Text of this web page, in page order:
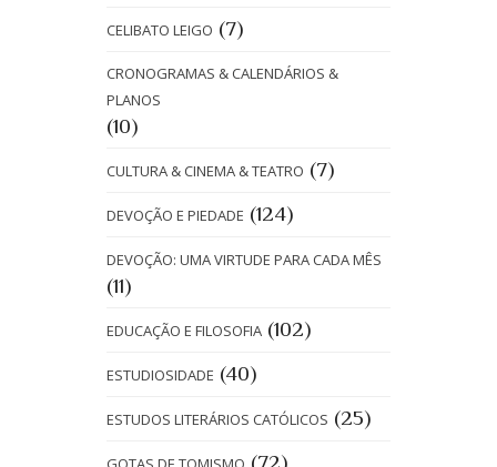
CELIBATO LEIGO (7)
CRONOGRAMAS & CALENDÁRIOS &
PLANOS
(10)
CULTURA & CINEMA & TEATRO (7)
DEVOÇÃO E PIEDADE (124)
DEVOÇÃO: UMA VIRTUDE PARA CADA MÊS
(11)
EDUCAÇÃO E FILOSOFIA (102)
ESTUDIOSIDADE (40)
ESTUDOS LITERÁRIOS CATÓLICOS (25)
(72)